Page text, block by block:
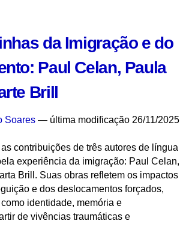
da Imigração e do
Paul Celan, Paula
Brill
Soares— última modificação 26/11/2025
contribuições de três autores de língua
experiência da imigração: Paul Celan,
Brill. Suas obras refletem os impactos
e dos deslocamentos forçados,
identidade, memória e
de vivências traumáticas e